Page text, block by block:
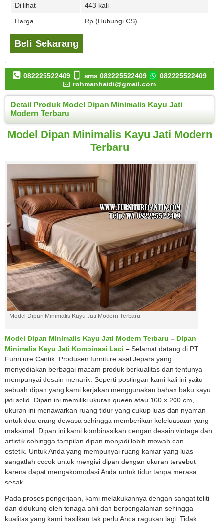
Di lihat
443 kali
Harga
Rp (Hubungi CS)
Beli Sekarang
082225522409 sms 082225522409
082225522409
rohmanhaidi@gmail.com
Detail Produk Model Dipan Minimalis Kayu Jati
Modern Terbaru
Model Dipan Minimalis Kayu Jati Modern
Terbaru
Model Dipan Minimalis Kayu Jati Modern Terbaru
Model Dipan Minimalis Kayu Jati Modern Terbaru – Dipan
Minimalis Kayu Jati Kombinasi Laci – Selamat datang di PT.
Furniture Cantik. Produsen furniture asal Jepara yang
menyediakan berbagai macam produk berkualitas dan tentunya
mempunyai desain menarik. Seperti postingan kami kali ini yaitu
sebuah dipan yang kami kerjakan menggunakan bahan baku kayu
jati solid. Dipan ini memiliki ukuran queen atau 160 x 200 cm,
ukuran ini menawarkan ruang tidur yang cukup luas dan nyaman
untuk dua orang dewasa sehingga memberikan keleluasaan yang
maksimal. Dipan ini kami kombinasikan dengan desain vintage dan
artistik sehingga tampilan dipan menjadi lebih mewah dan
estetik. Untuk Anda yang mempunyai ruang kamar yang luas
sangatlah cocok untuk mengisi dipan dengan ukuran tersebut
karena dapat mengakomodasi Anda untuk tidur tanpa merasa
sesak.
Pada proses pengerjaan, kami melakukannya dengan sangat teliti
dan didukung oleh tenaga ahli dan berpengalaman sehingga
kualitas yang kami hasilkan tak perlu Anda ragukan lagi. Tidak